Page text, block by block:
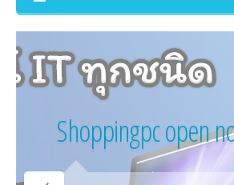
Shoppingpc open